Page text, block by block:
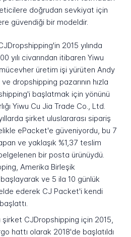
doğrudan sevkiyat için
güvendiği bir modeldir.
2015 yılında
yılı civarından itibaren Yiwu
üretim işi yürüten Andy
dropshipping pazarının hızla
başlatmak için yönünü
Yiwu Cu Jia Trade Co., Ltd.
şirket uluslararası sipariş
ePacket'e güveniyordu, bu 7
ve yaklaşık %1,37 teslim
bir posta ürünüydü.
Amerika Birleşik
ve 5 ila 10 günlük
ederek CJ Packet'i kendi
şirket CJDropshipping için 2015,
hattı olarak 2018'de başlatıldı